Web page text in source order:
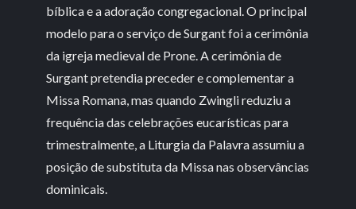
bíblica e a adoração congregacional. O principal
modelo para o serviço de Surgant foi a cerimônia
da igreja medieval de Prone. A cerimônia de
Surgant pretendia preceder e complementar a
Missa Romana, mas quando Zwingli reduziu a
frequência das celebrações eucarísticas para
trimestralmente, a Liturgia da Palavra assumiu a
posição de substituta da Missa nas observâncias
dominicais.